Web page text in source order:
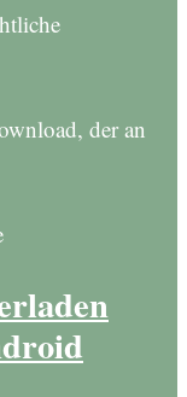
der an